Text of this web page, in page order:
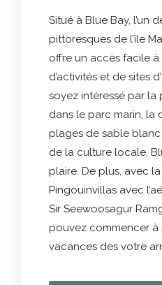
Situé à Blue Bay, l’un
pittoresques de l’île
offre un accès facile
d’activités et de sites
soyez intéressé par
dans le parc marin, la
plages de sable
de la culture locale,
plaire. De plus, avec
Pingouinvillas avec
Sir Seewoosagur
pouvez commencer à
vacances dès votre